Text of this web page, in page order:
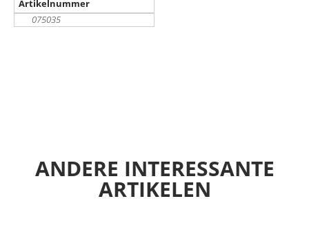
Artikelnummer
075035
ANDERE INTERESSANTE
ARTIKELEN